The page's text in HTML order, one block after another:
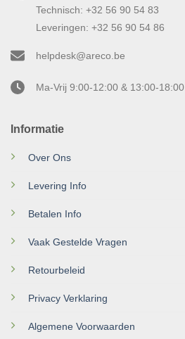
Informatie
Over Ons
Levering Info
Betalen Info
Vaak Gestelde Vragen
Retourbeleid
Privacy Verklaring
Algemene Voorwaarden
Technisch: +32 56 90 54 83
Leveringen: +32 56 90 54 86
helpdesk@areco.be
Ma-Vrij 9:00-12:00 & 13:00-18:00